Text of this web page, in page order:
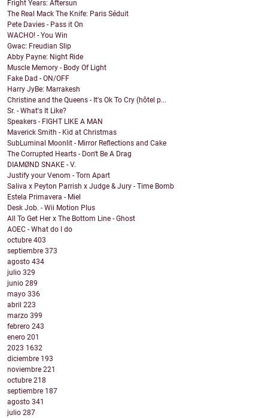
Fright Years: Aftersun
The Real Mack The Knife: Paris Séduit
Pete Davies - Pass it On
WACHO! - You Win
Gwac: Freudian Slip
Abby Payne: Night Ride
Muscle Memory - Body Of Light
Fake Dad - ON/OFF
Harry JyBe: Marrakesh
Christine and the Queens - It's Ok To Cry (hôtel p...
Sr. - What's It Like?
Speakers - FIGHT LIKE A MAN
Maverick Smith - Kid at Christmas
SubLuminal Moonlit - Mirror Reflections and Cake
The Corrupted Hearts - Don't Be A Drag
DIAMØND SNAKE - V.
Justify your Venom - Torn Apart
Saliva x Peyton Parrish x Judge & Jury - Time Bomb
Estela Primavera - Miel
Desk Job. - Wii Motion Plus
All To Get Her x The Bottom Line - Ghost
AOEC - What do I do
octubre 403
septiembre 373
agosto 434
julio 329
junio 289
mayo 336
abril 223
marzo 399
febrero 243
enero 201
2023 1632
diciembre 193
noviembre 221
octubre 218
septiembre 187
agosto 341
julio 287